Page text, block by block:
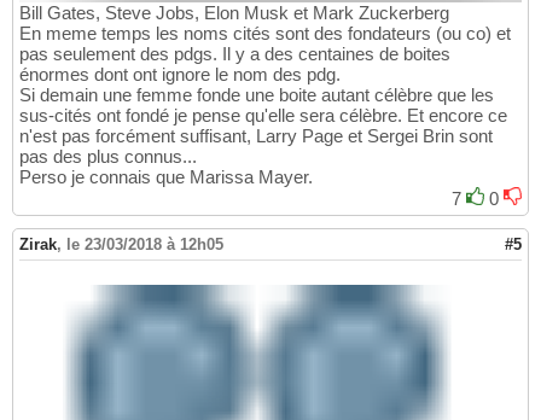
Bill Gates, Steve Jobs, Elon Musk et Mark Zuckerberg
En meme temps les noms cités sont des fondateurs (ou co) et
pas seulement des pdgs. Il y a des centaines de boites
énormes dont ont ignore le nom des pdg.
Si demain une femme fonde une boite autant célèbre que les
sus-cités ont fondé je pense qu'elle sera célèbre. Et encore ce
n'est pas forcément suffisant, Larry Page et Sergei Brin sont
pas des plus connus...
Perso je connais que Marissa Mayer.
7
0
Zirak, le 23/03/2018 à 12h05 #5